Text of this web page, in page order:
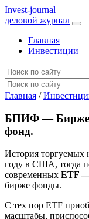
Invest-journal
деловой журнал
Главная
Инвестиции
Главная /
БПИФ —
фонд.
История торгуемых
году в США, тогда
современных ETF —
бирже фонды.
С тех пор ETF
масштабы,